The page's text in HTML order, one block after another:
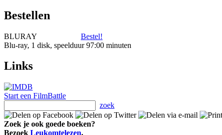
Bestellen
BLURAY
Bestel!
Blu-ray, 1 disk, speelduur 97:00 minuten
Links
Start een FilmBattle
zoek
Zoek je ook goede boeken?
Bezoek Leukomtelezen.